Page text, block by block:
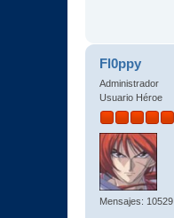
Fl0ppy
Administrador
Usuario Héroe
Mensajes: 10529